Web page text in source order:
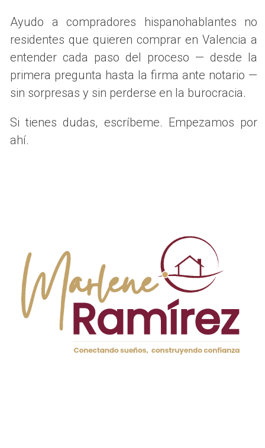
Documentación Necesaria
Para proceder con la venta de una propiedad heredada, es
esencial contar con la documentación adecuada. Esto
Testamento o declaración de herederos.
Documentos de propiedad actualizados.
Identificaciones legales de todos los herederos.
COMUNICACIÓN ENTRE
HEREDEROS
La comunicación abierta y efectiva entre los herederos es
clave para manejar los conflictos que puedan surgir
durante la venta de una propiedad. Es fundamental que
todos los involucrados se sientan escuchados y
Ayudo a compradores hispanohablantes no
residentes que quieren comprar en Valencia a
entender cada paso del proceso — desde la
primera pregunta hasta la firma ante notario —
sin sorpresas y sin perderse en la burocracia.
Si tienes dudas, escríbeme. Empezamos por
ahí.